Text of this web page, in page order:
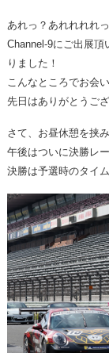
あれっ？あれれれれ
Channel-9にご出展頂
りました！
こんなところでお会
先日はありがとうご
さて、お昼休憩を挟み
午後はついに決勝レ
決勝は予選時のタイ